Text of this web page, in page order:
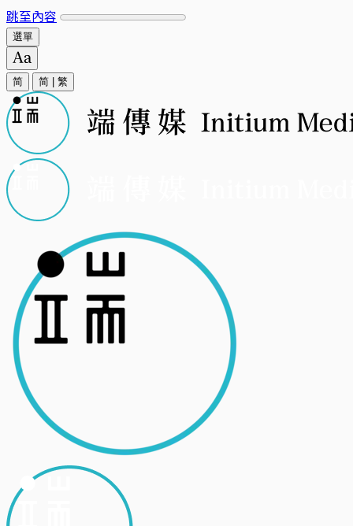
跳至內容
選單
简 简 繁